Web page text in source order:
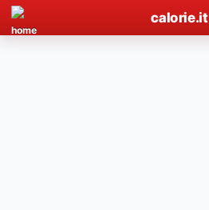
calorie.it